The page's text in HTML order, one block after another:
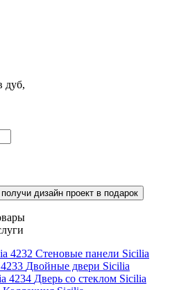
дуб,
дизайн проект в подарок
Стеновые панели Sicilia
Двойные двери Sicilia
Дверь со стеклом Sicilia